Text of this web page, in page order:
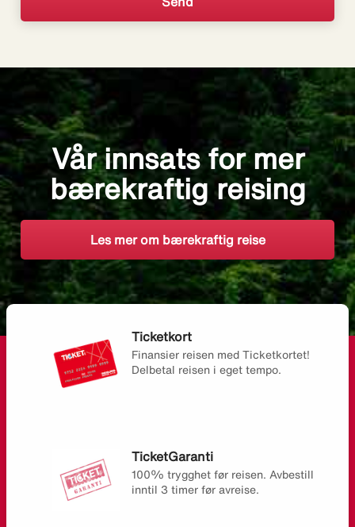
Vår innsats for mer
bærekraftig reising
Les mer om bærekraftig reise
Ticketkort
Finansier reisen med Ticketkortet!
Delbetal reisen i eget tempo.
TicketGaranti
100% trygghet før reisen. Avbestill
inntil 3 timer før avreise.